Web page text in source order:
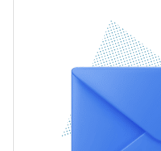
間6月12日凌晨上演，決
賽則於7月20日凌晨舉
行。MoneyHero為你整
理香港免費直播安排、
完整賽程時間表、淘汰
賽對陣及商場直播地
點，助你輕鬆部署餘下
內為一間公司的基本面
做一次體檢，幫你少走
冤枉路。本文逐一拆解
三大核心指標的判讀方
法，並教你如何實戰應